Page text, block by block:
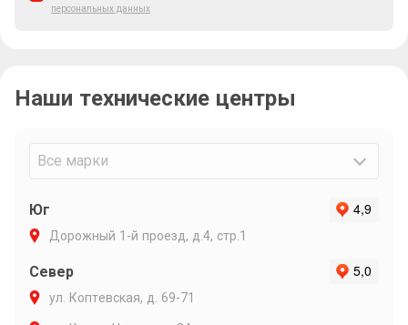
персональных данных
Наши технические центры
Все марки
Юг
Дорожный 1-й проезд, д.4, стр.1
Север
ул. Коптевская, д. 69-71